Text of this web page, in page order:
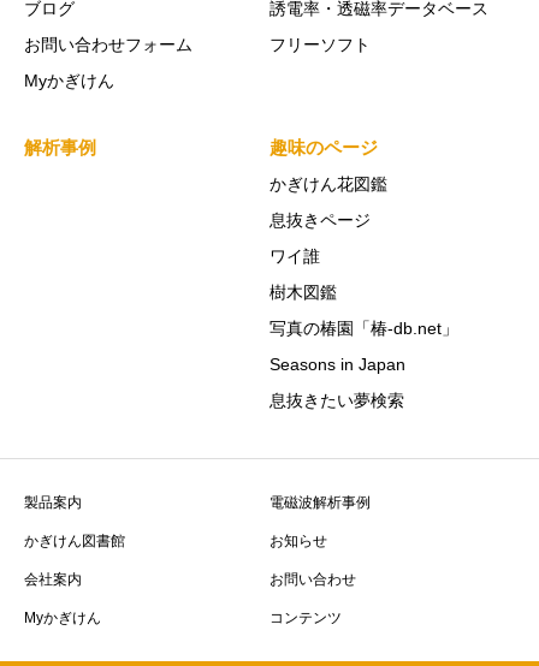
ブログ
お問い合わせフォーム
Myかぎけん
誘電率・透磁率データベース
フリーソフト
解析事例 趣味のページ
かぎけん花図鑑
息抜きページ
ワイ誰
樹木図鑑
写真の椿園「椿-db.net」
Seasons in Japan
息抜きたい夢検索
製品案内 電磁波解析事例
かぎけん図書館 お知らせ
会社案内 お問い合わせ
Myかぎけん コンテンツ